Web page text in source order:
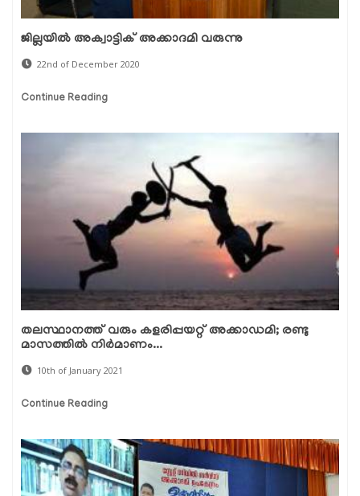
ജില്ലയില്‍ അക്വാട്ടിക് അക്കാദമി വരുന്നു
22nd of December 2020
Continue Reading
തലസ്ഥാനത്ത് വരും കളരിപ്പയറ്റ് അക്കാഡമി; രണ്ടു
മാസത്തില്‍ നിര്‍മാണം...
10th of January 2021
Continue Reading